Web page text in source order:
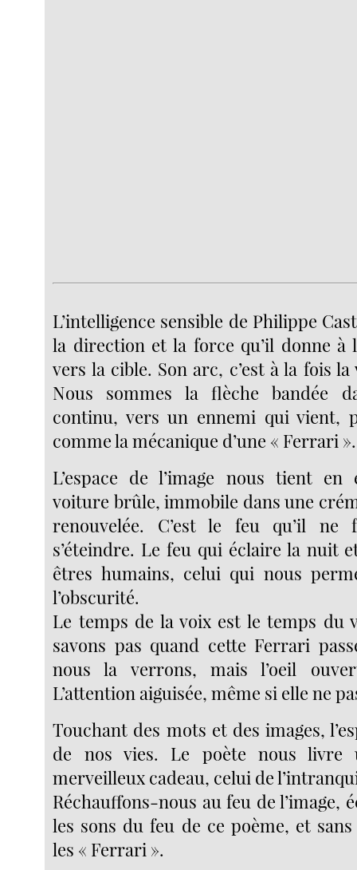
L’intelligence sensible de Philippe
la direction et la force qu’il donne à
vers la cible. Son arc, c’est à la fois
Nous sommes la flèche bandée
continu, vers un ennemi qui vient,
comme la mécanique d’une « Ferrari ».
L’espace de l’image nous tient
voiture brûle, immobile dans une
renouvelée. C’est le feu qu’il ne
s’éteindre. Le feu qui éclaire la nuit
êtres humains, celui qui nous
l’obscurité.
Le temps de la voix est le temps du
savons pas quand cette Ferrari
nous la verrons, mais l’oeil
L’attention aiguisée, même si elle ne
Touchant des mots et des images,
de nos vies. Le poète nous livre
merveilleux cadeau, celui de
Réchauffons-nous au feu de l’image,
les sons du feu de ce poème, et
les « Ferrari ».